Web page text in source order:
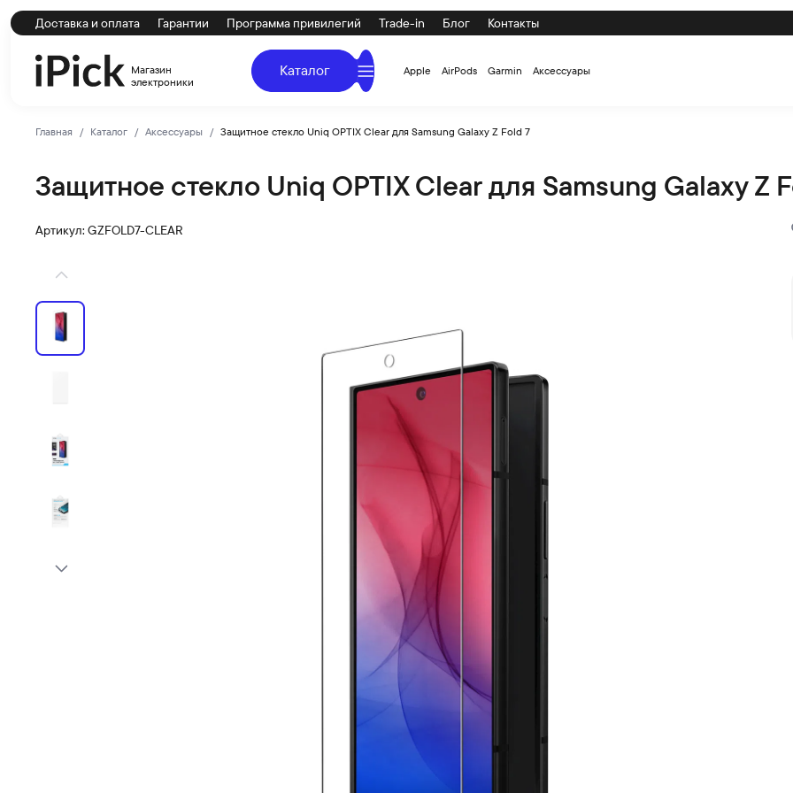
Доставка и оплата Гарантии Программа привилегий Trade-in Блог Контакты
Магазин
электроники
Каталог Apple AirPods Garmin Аксессуары
Главная Каталог Аксессуары Защитное стекло Uniq OPTIX Clear для Samsung Galaxy Z Fold 7
Артикул: GZFOLD7-CLEAR
Защитное стекло Uniq OPTIX Clear для Samsung Galaxy Z
Uniq
Купить Защитное стекло Uniq OPTIX Clear для Samsung Galaxy Z Fold 7 по низкой цене с доставкой и